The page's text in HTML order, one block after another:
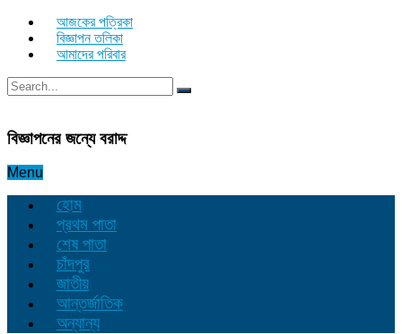
আজকের পত্রিকা
বিজ্ঞাপন তলিকা
আমাদের পরিবার
বিজ্ঞাপনের জন্যে বরাদ্দ
Menu
হোম
প্রথম পাতা
শেষ পাতা
চাঁদপুর
জাতীয়
আন্তর্জাতিক
অন্যান্য